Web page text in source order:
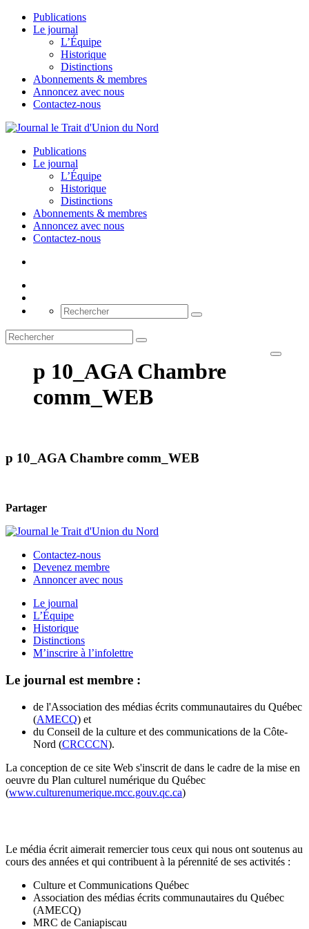
Publications
Le journal
L’Équipe
Historique
Distinctions
Abonnements & membres
Annoncez avec nous
Contactez-nous
Publications
Le journal
L’Équipe
Historique
Distinctions
Abonnements & membres
Annoncez avec nous
Contactez-nous
p 10_AGA Chambre
comm_WEB
p 10_AGA Chambre comm_WEB
Partager
Contactez-nous
Devenez membre
Annoncer avec nous
Le journal
L’Équipe
Historique
Distinctions
M’inscrire à l’infolettre
Le journal est membre :
de l'Association des médias écrits communautaires du Québec
(AMECQ) et
du Conseil de la culture et des communications de la Côte-
Nord (CRCCCN).
La conception de ce site Web s'inscrit de dans le cadre de la mise en
oeuvre du Plan culturel numérique du Québec
(www.culturenumerique.mcc.gouv.qc.ca)
Le média écrit aimerait remercier tous ceux qui nous ont soutenus au
cours des années et qui contribuent à la pérennité de ses activités :
Culture et Communications Québec
Association des médias écrits communautaires du Québec
(AMECQ)
MRC de Caniapiscau